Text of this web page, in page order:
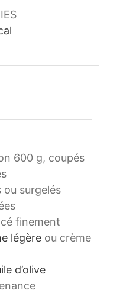
600 g, coupés
ou surgelés
finement
légère ou crème
d’olive